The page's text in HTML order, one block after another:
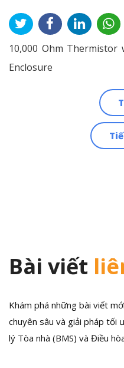
10,000 Ohm Thermistor
Enclosure
Bài viết
Khám phá những bài viết
chuyên sâu và giải pháp tối
lý Tòa nhà (BMS) và Điều